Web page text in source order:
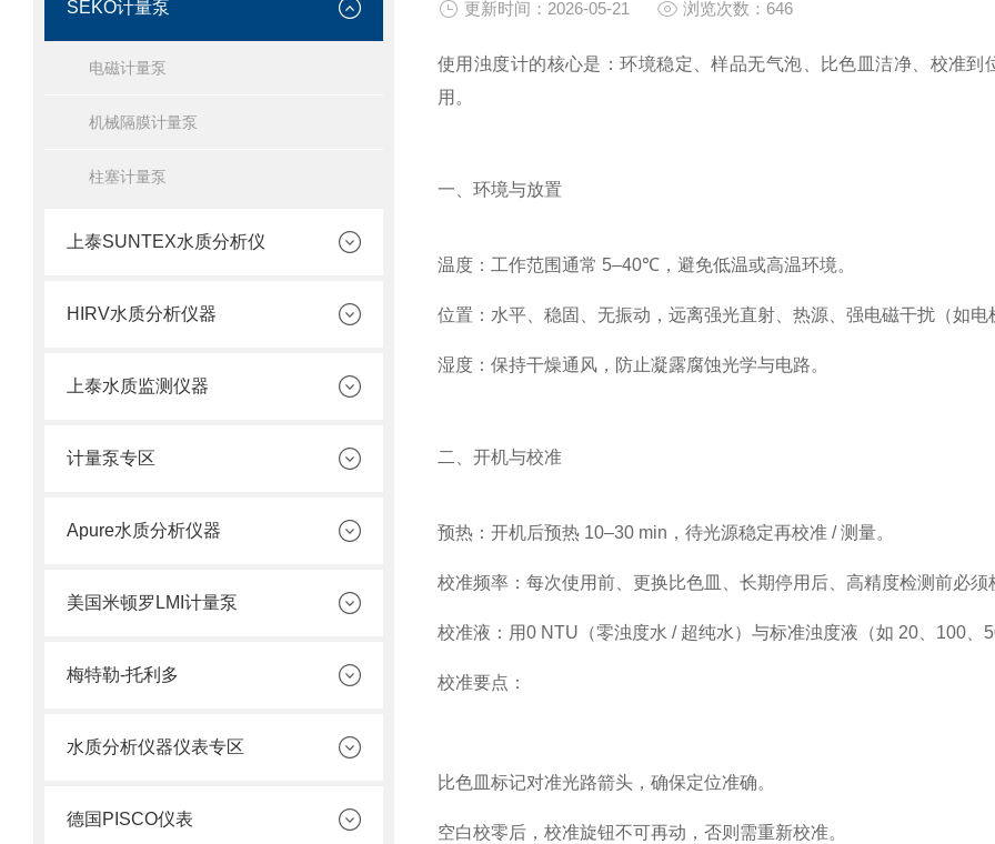
SEKO计量泵
电磁计量泵
机械隔膜计量泵
柱塞计量泵
上泰SUNTEX水质分析仪
HIRV水质分析仪器
上泰水质监测仪器
计量泵专区
Apure水质分析仪器
美国米顿罗LMI计量泵
梅特勒-托利多
水质分析仪器仪表专区
德国PISCO仪表
更新时间：2026-05-21 浏览次数：646
使用浊度计的核心是：环境稳定、样品无气泡、比色皿洁净、校准到
用。
一、环境与放置
温度 ：工作范围通常 5–40℃ ，避免低温或高温环境。
位置 ：水平、稳固、无振动，远离强光直射、热源、强电磁干扰 （如
湿度 ：保持干燥通风，防止凝露腐蚀光学与电路。
二、开机与校准
预热 ：开机后预热 10–30 min ，待光源稳定再校准 / 测量。
校准频率 ： 每次使用前 、更换比色皿、长期停用后、高精度检测前必须
校准液 ：用0 NTU（零浊度水 / 超纯水） 与标准浊度液 （如 20、100
校准要点 ：
比色皿 标记对准光路箭头 ，确保定位准确。
空白校零后， 校准旋钮不可再动 ，否则需重新校准。